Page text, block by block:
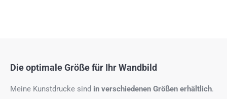
Die optimale Größe für Ihr Wandbild
Meine Kunstdrucke sind in verschiedenen Größen erhältlich.